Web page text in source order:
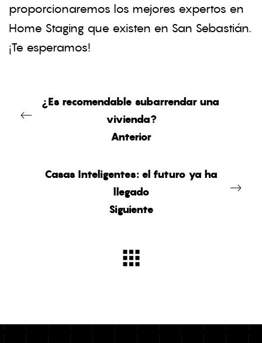
proporcionaremos los mejores expertos en
Home Staging que existen en San Sebastián.
¡Te esperamos!
¿Es recomendable subarrendar una
vivienda?
Anterior
Casas Inteligentes: el futuro ya ha
llegado
Siguiente